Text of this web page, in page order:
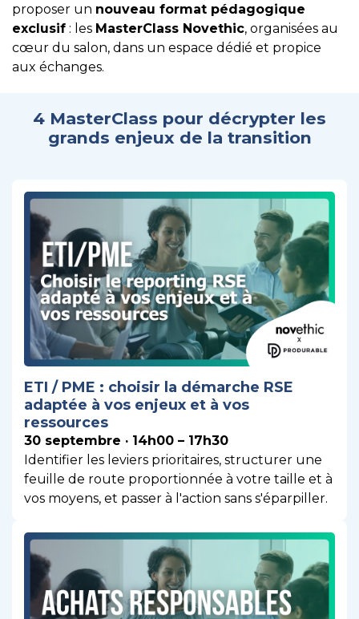
proposer un nouveau format pédagogique
exclusif : les MasterClass Novethic, organisées au
cœur du salon, dans un espace dédié et propice
aux échanges.
4 MasterClass pour décrypter les
grands enjeux de la transition
ETI / PME : choisir la démarche RSE
adaptée à vos enjeux et à vos
ressources
30 septembre · 14h00 – 17h30
Identifier les leviers prioritaires, structurer une
feuille de route proportionnée à votre taille et à
vos moyens, et passer à l'action sans s'éparpiller.